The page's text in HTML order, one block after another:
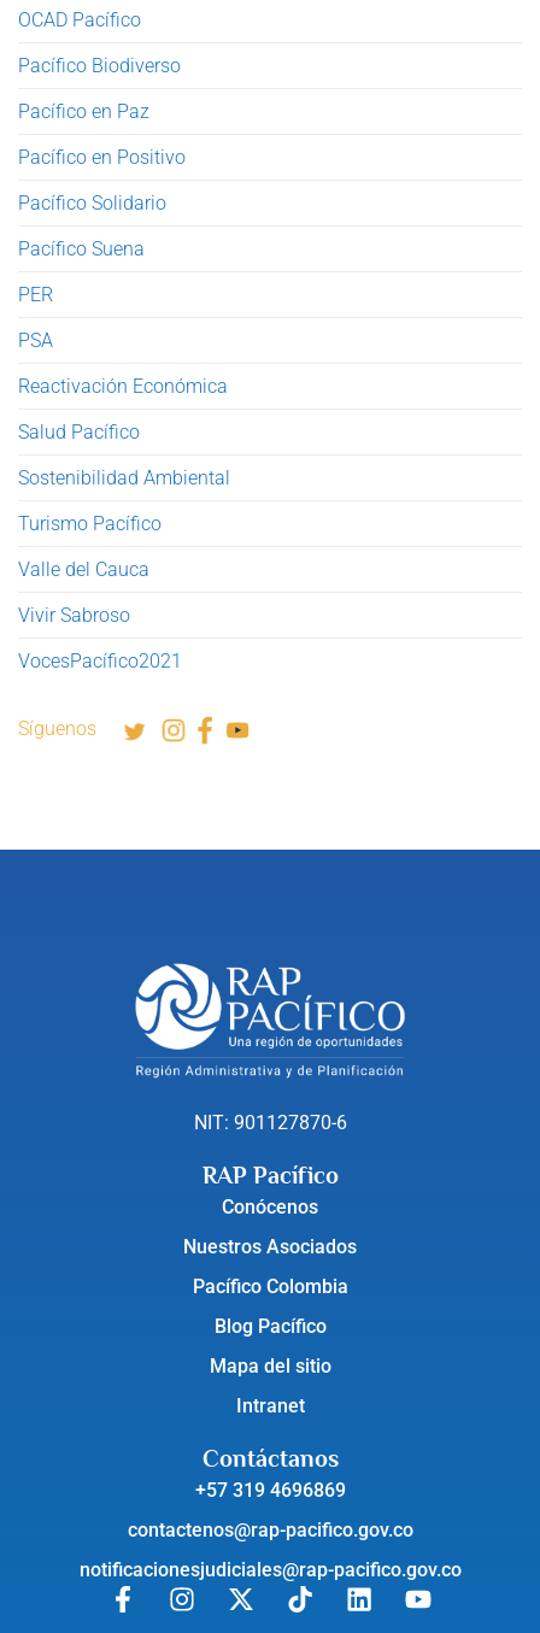
OCAD Pacífico
Pacífico Biodiverso
Pacífico en Paz
Pacífico en Positivo
Pacífico Solidario
Pacífico Suena
PER
PSA
Reactivación Económica
Salud Pacífico
Sostenibilidad Ambiental
Turismo Pacífico
Valle del Cauca
Vivir Sabroso
VocesPacífico2021
Síguenos
NIT: 901127870-6
RAP Pacífico
Conócenos
Nuestros Asociados
Pacífico Colombia
Blog Pacífico
Mapa del sitio
Intranet
Contáctanos
+57 319 4696869
contactenos@rap-pacifico.gov.co
notificacionesjudiciales@rap-pacifico.gov.co